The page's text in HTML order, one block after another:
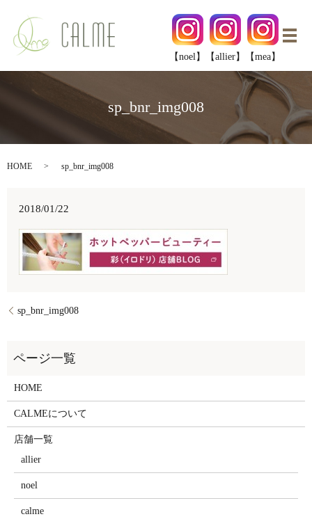
メ
【noel】
【allier】 【mea】
sp_bnr_img008
HOME sp_bnr_img008
2018/01/22
sp_bnr_img008
HOME
CALMEについて
店舗一覧
allier
noel
calme